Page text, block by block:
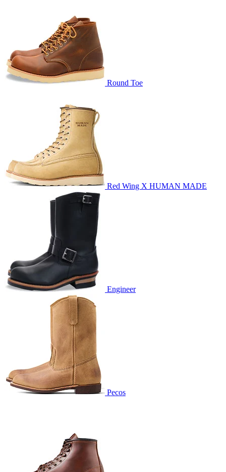
Round Toe
Red Wing X HUMAN MADE
Engineer
Pecos